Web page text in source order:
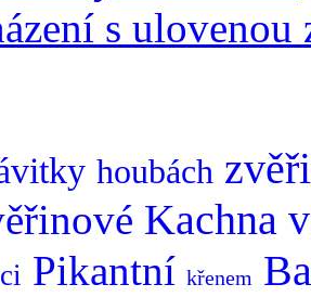
s ulovenou
houbách
Kachna
Pikantní křenem